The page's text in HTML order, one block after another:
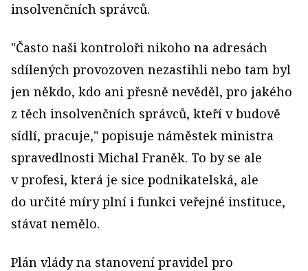
insolvenčních správců.
"Často naši kontroloři nikoho na adresách
sdílených provozoven nezastihli nebo tam byl
jen někdo, kdo ani přesně nevěděl, pro jakého
z těch insolvenčních správců, kteří v budově
sídlí, pracuje," popisuje náměstek ministra
spravedlnosti Michal Franěk. To by se ale
v profesi, která je sice podnikatelská, ale
do určité míry plní i funkci veřejné instituce,
stávat nemělo.
Plán vlády na stanovení pravidel pro